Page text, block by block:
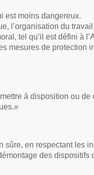
est moins dangereux.
l’organisation du
tel qu’il est défini à
mesures de protection
à disposition ou
en respectant les
des dispositifs